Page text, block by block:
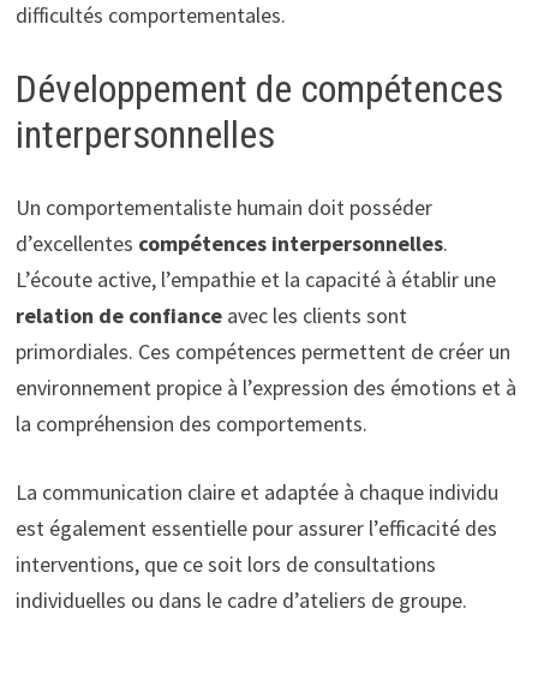
difficultés comportementales.
Développement de compétences
interpersonnelles
Un comportementaliste humain doit posséder
d’excellentes compétences interpersonnelles.
L’écoute active, l’empathie et la capacité à établir une
relation de confianceavec les clients sont
primordiales. Ces compétences permettent de créer un
environnement propice à l’expression des émotions et à
la compréhension des comportements.
La communication claire et adaptée à chaque individu
est également essentielle pour assurer l’efficacité des
interventions, que ce soit lors de consultations
individuelles ou dans le cadre d’ateliers de groupe.